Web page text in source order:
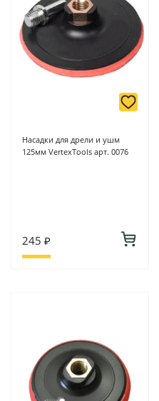
онлайн оплате заказа на сайте.
Подробнее о способах оплаты
Насадки для дрели и ушм
125мм VertexTools арт. 0076
245 ₽